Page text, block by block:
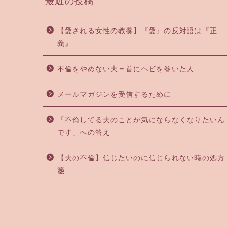
【愛される女性の教養】『愛』の反対語は『正
義』
不倫をやめない夫＝首にヘビを巻いた人
メールマガジンを受信するために
「不倫してる夫のことが気にならなくなりたいん
です」への答え
【夫の不倫】信じたいのに信じられない時の処方
箋